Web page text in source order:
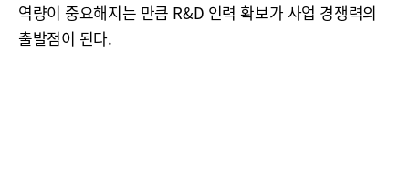
역량이 중요해지는 만큼 R&D 인력 확보가 사업 경쟁력의
출발점이 된다.